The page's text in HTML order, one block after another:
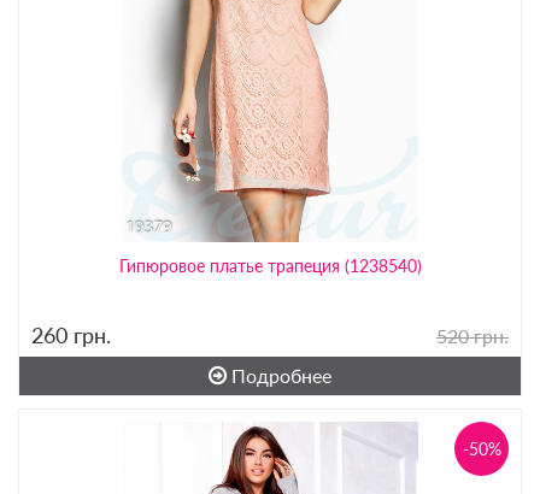
Гипюровое платье трапеция (1238540)
260 грн.
520 грн.
Подробнее
-50%